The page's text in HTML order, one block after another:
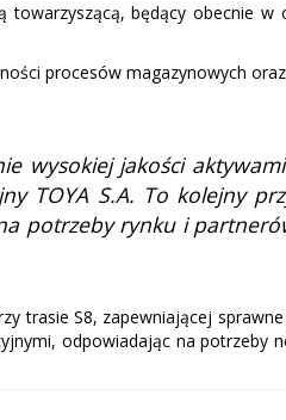
będący obecnie w
procesów magazynowych
wysokiej jakości
TOYA S.A. To kolejny
potrzeby rynku i
trasie S8, zapewniającej sprawne
odpowiadając na potrzeby